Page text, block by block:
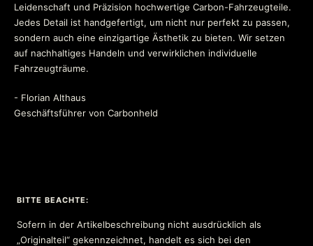
Leidenschaft und Präzision hochwertige Carbon-Fahrzeugteile.
Jedes Detail ist handgefertigt, um nicht nur perfekt zu passen,
sondern auch eine einzigartige Ästhetik zu bieten. Wir setzen
auf nachhaltiges Handeln und verwirklichen individuelle
Fahrzeugträume.
- Florian Althaus
Geschäftsführer von Carbonheld
BITTE BEACHTE:
Sofern in der Artikelbeschreibung nicht ausdrücklich als
„Originalteil“ gekennzeichnet, handelt es sich bei den